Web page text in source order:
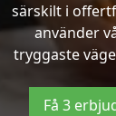
särskilt i
använder
tryggaste
Få 3